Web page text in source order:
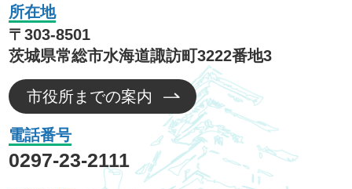
所在地
〒303-8501
茨城県常総市水海道諏訪町3222番地3
市役所までの案内
電話番号
0297-23-2111